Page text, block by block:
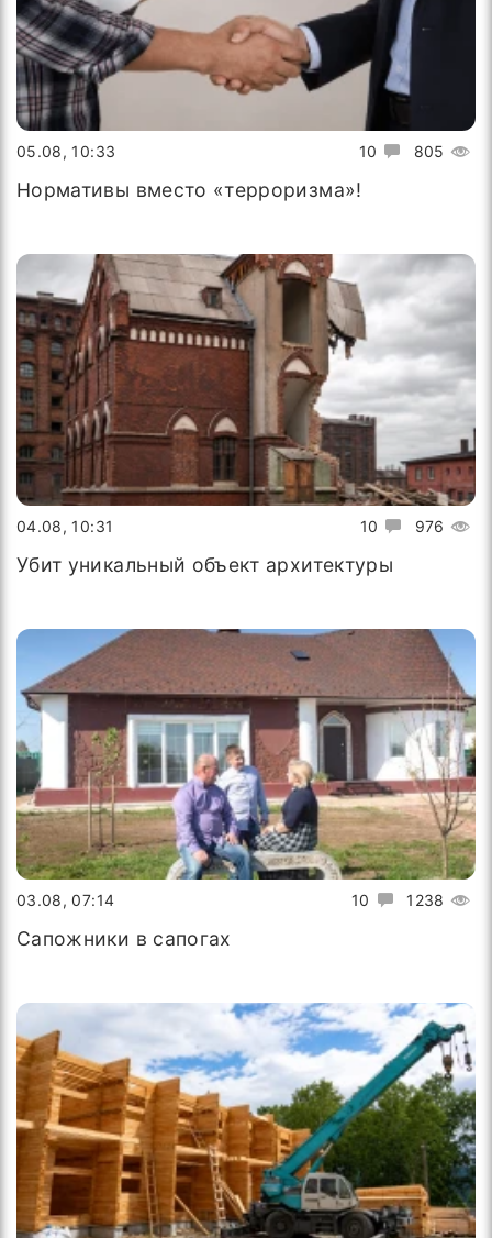
10 805
05.08, 10:33
Нормативы вместо «терроризма»!
10 976
04.08, 10:31
Убит уникальный объект архитектуры
10 1238
03.08, 07:14
Сапожники в сапогах